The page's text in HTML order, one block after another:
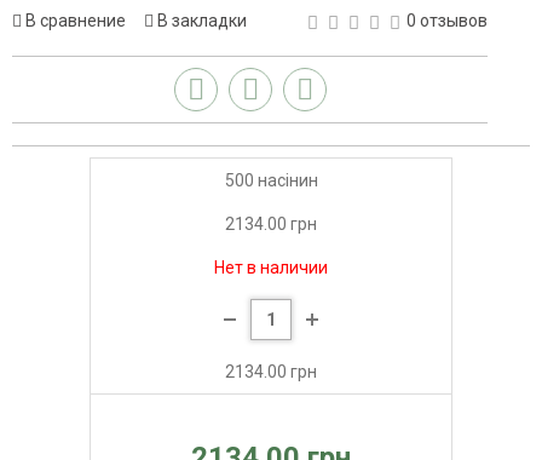
В сравнение
В закладки
0 отзывов
500 насінин
2134.00 грн
Нет в наличии
2134.00 грн